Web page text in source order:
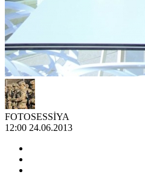
FOTOSESSİYA
12:00 24.06.2013